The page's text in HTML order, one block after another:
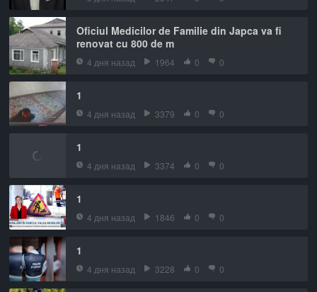
Oficiul Medicilor de Familie din Japca va fi
renovat cu 800 de m
4 дня назад 1964 0 0
1
4 дня назад 3379 0 0
1
4 дня назад 3374 0 0
1
4 дня назад 1846 0 0
1
4 дня назад 3228 0 0